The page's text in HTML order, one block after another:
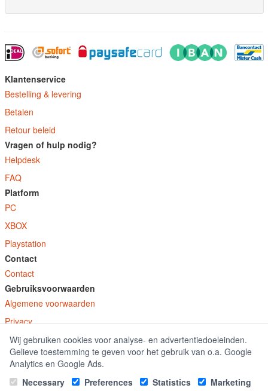
Klantenservice
Bestelling & levering
Betalen
Retour beleid
Vragen of hulp nodig?
Helpdesk
FAQ
Platform
PC
XBOX
Playstation
Contact
Contact
Gebruiksvoorwaarden
Algemene voorwaarden
Privacy
© E-Keys B.V. 2026
GamekeyDiscounter.nl is onderdeel van E-Keys B.V. geregistreerd onder kamer
van koophandel nummer 150771.
Wij gebruiken cookies voor analyse- en advertentiedoeleinden.
Gelieve toestemming te geven voor het gebruik van o.a. Google
Analytics en Google Ads.
Necessary
Preferences Statistics Marketing